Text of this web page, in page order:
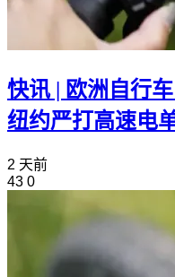
快讯 | 欧洲自行
纽约严打高速电
2 天前
43 0